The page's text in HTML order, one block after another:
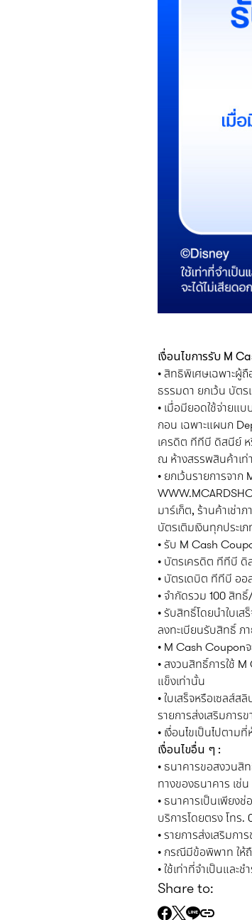
เงื่อนไขการรับ M
• สิทธิพิเศษเฉพาะผู้
ธรรมดา ยกเว้น บัต
• เมื่อมียอดใช้จ่ายแบ
กอน เฉพาะแผนก
เครดิต ทีทีบี ดิสนีย์
ณ ห้างสรรพสินค้าเท่
• ยกเว้นรายการจา
มาร์เก็ต, ร้านค้าเช่า
บัตรเติมเงินทุกประเ
• รับ M Cash
• บัตรเครดิต ทีทีบี ดิ
• บัตรเดบิต ทีทีบี อ
• จำกัดรวม 100 สิท
• รับสิทธิ์โดยนำใบ
ลงทะเบียนรับสิทธิ์ ภ
• M Cash Coupon
• สงวนสิทธิ์การใช้
แข็งเท่านั้น
• ใบเสร็จหรือเซลส์
รายการส่งเสริมการ
• เงื่อนไขเป็นไปตา
เงื่อนไขอื่น ๆ :
• ธนาคารขอสงวนสิ
ทางของธนาคาร เช่น
• ธนาคารเป็นเพียง
บริการโดยตรง โทร.
• รายการส่งเสริมก
• กรณีมีข้อพิพาท ให้
• ใช้เท่าที่จำเป็นและ
Share to: